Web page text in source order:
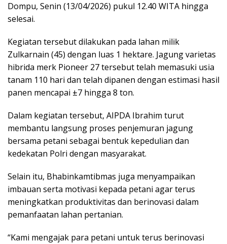
Dompu, Senin (13/04/2026) pukul 12.40 WITA hingga
selesai.
Kegiatan tersebut dilakukan pada lahan milik
Zulkarnain (45) dengan luas 1 hektare. Jagung varietas
hibrida merk Pioneer 27 tersebut telah memasuki usia
tanam 110 hari dan telah dipanen dengan estimasi hasil
panen mencapai ±7 hingga 8 ton.
Dalam kegiatan tersebut, AIPDA Ibrahim turut
membantu langsung proses penjemuran jagung
bersama petani sebagai bentuk kepedulian dan
kedekatan Polri dengan masyarakat.
Selain itu, Bhabinkamtibmas juga menyampaikan
imbauan serta motivasi kepada petani agar terus
meningkatkan produktivitas dan berinovasi dalam
pemanfaatan lahan pertanian.
“Kami mengajak para petani untuk terus berinovasi